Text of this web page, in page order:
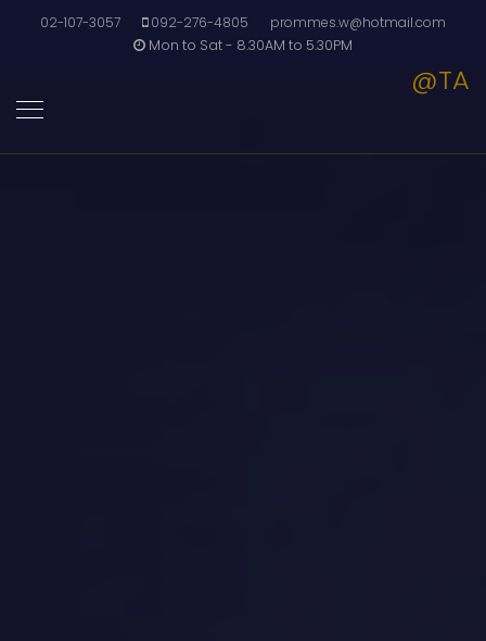
02-107-3057 092-276-4805
prommes.w@hotmail.com
Mon to Sat - 8.30AM to 5.30PM
@TA